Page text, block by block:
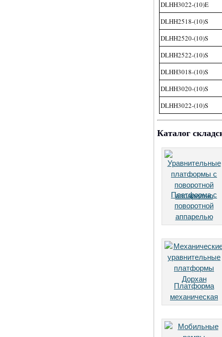
DLHH3022-(10)E
DLHH2518-(10)S
DLHH2520-(10)S
DLHH2522-(10)S
DLHH3018-(10)S
DLHH3020-(10)S
DLHH3022-(10)S
Каталог
Платформа с
поворотной
аппарелью
Платформа
механическая